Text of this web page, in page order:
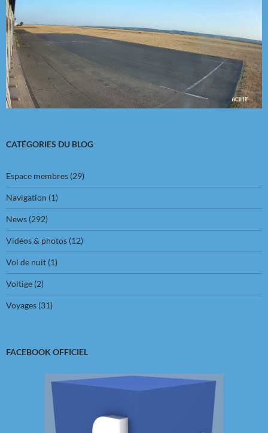
CATÉGORIES DU BLOG
Espace membres (29)
Navigation (1)
News (292)
Vidéos & photos (12)
Vol de nuit (1)
Voltige (2)
Voyages (31)
FACEBOOK OFFICIEL